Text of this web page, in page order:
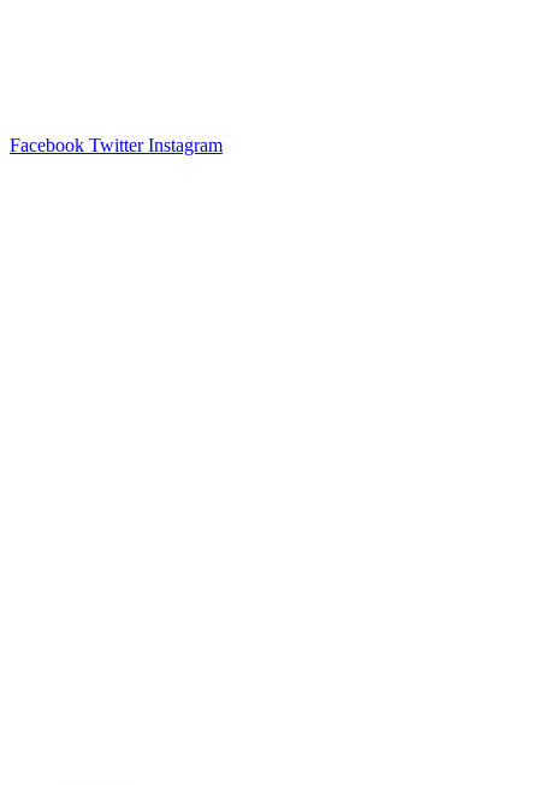
Facebook Twitter Instagram